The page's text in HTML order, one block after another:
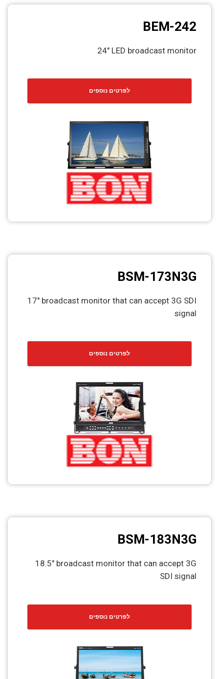
BEM-242
24" LED broadcast monitor
לפרטים נוספים
BSM-173N3G
17" broadcast monitor that can accept 3G SDI
signal
לפרטים נוספים
BSM-183N3G
18.5" broadcast monitor that can accept 3G
SDI signal
לפרטים נוספים